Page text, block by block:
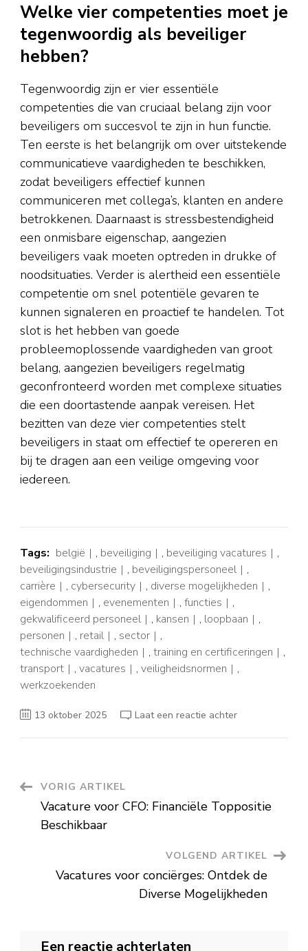
Welke vier competenties moet je
tegenwoordig als beveiliger
hebben?
Tegenwoordig zijn er vier essentiële
competenties die van cruciaal belang zijn voor
beveiligers om succesvol te zijn in hun functie.
Ten eerste is het belangrijk om over uitstekende
communicatieve vaardigheden te beschikken,
zodat beveiligers effectief kunnen
communiceren met collega’s, klanten en andere
betrokkenen. Daarnaast is stressbestendigheid
een onmisbare eigenschap, aangezien
beveiligers vaak moeten optreden in drukke of
noodsituaties. Verder is alertheid een essentiële
competentie om snel potentiële gevaren te
kunnen signaleren en proactief te handelen. Tot
slot is het hebben van goede
probleemoplossende vaardigheden van groot
belang, aangezien beveiligers regelmatig
geconfronteerd worden met complexe situaties
die een doortastende aanpak vereisen. Het
bezitten van deze vier competenties stelt
beveiligers in staat om effectief te opereren en
bij te dragen aan een veilige omgeving voor
iedereen.
Tags: belgië , beveiliging , beveiliging vacatures
,
beveiligingsindustrie
, beveiligingspersoneel
,
carrière
, cybersecurity , diverse mogelijkheden
,
eigendommen
, evenementen , functies
,
gekwalificeerd personeel
, kansen , loopbaan
,
personen
, retail , sector
,
technische vaardigheden
, training en certificeringen
,
transport
, vacatures , veiligheidsnormen
,
werkzoekenden
13 oktober 2025 Laat een reactie achterop
Beveiliging
Vacatures
Berichtnavigatie
VORIG ARTIKEL
Vacature voor CFO: Financiële Toppositie
Beschikbaar
VOLGEND ARTIKEL
Vacatures voor conciërges: Ontdek de
Diverse Mogelijkheden
Een reactie achterlaten